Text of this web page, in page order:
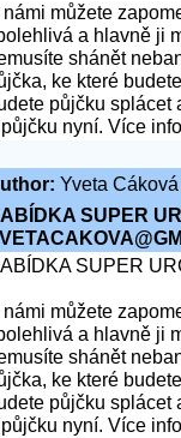
námi můžete
a hlavně ji
shánět
ke které
půjčku splácet
nyní. Více
Yveta Cáková
SUPER
SUPER
námi můžete
a hlavně ji
shánět
ke které
půjčku splácet
nyní. Více